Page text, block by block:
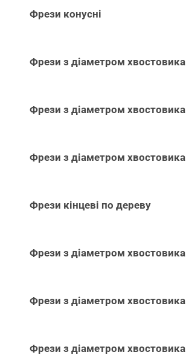
Фрези конусні
Фрези з діаметром
Фрези з діаметром
Фрези з діаметром
Фрези кінцеві по дереву
Фрези з діаметром
Фрези з діаметром
Фрези з діаметром